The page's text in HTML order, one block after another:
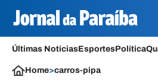
Últimas NotíciasEsportesPolítica
Home>carros-pipa